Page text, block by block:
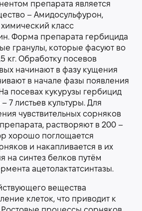
препарата является
– Амидосульфурон,
класс
Форма препарата гербицида
гранулы, которые фасуют во
кг. Обработку посевов
начинают в фазу кущения
в начале фазы появления
посевах кукурузы гербицид
7 листьев культуры. Для
чувствительных сорняков
препарата, растворяют в 200 –
хорошо поглощается
и накапливается в их
на синтез белков путём
ацетолактатсинтазы.
вещества
клеток, что приводит к